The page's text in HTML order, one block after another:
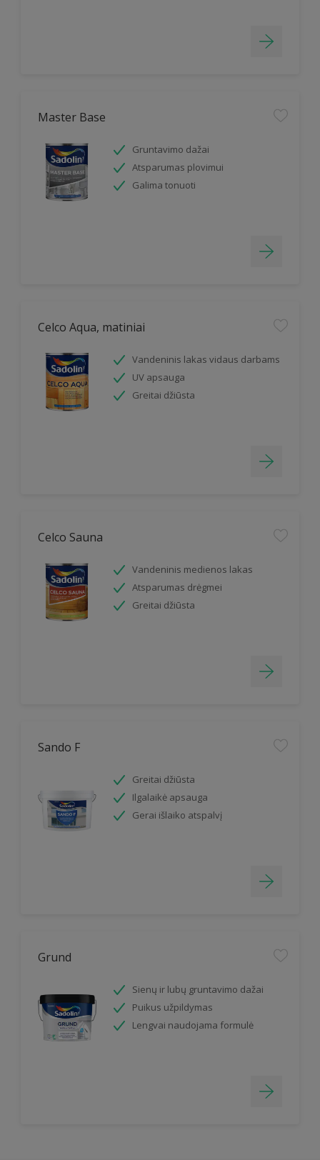
Master Base
Gruntavimo dažai
Atsparumas plovimui
Galima tonuoti
Celco Aqua, matiniai
Vandeninis lakas vidaus darbams
UV apsauga
Greitai džiūsta
Celco Sauna
Vandeninis medienos lakas
Atsparumas drėgmei
Greitai džiūsta
Sando F
Greitai džiūsta
Ilgalaikė apsauga
Gerai išlaiko atspalvį
Grund
Sienų ir lubų gruntavimo dažai
Puikus užpildymas
Lengvai naudojama formulė